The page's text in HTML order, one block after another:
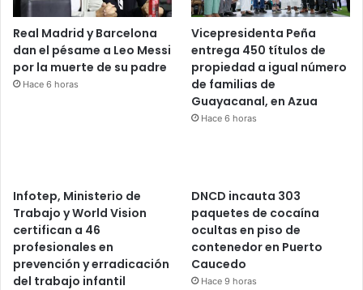
Real Madrid y Barcelona
dan el pésame a Leo Messi
por la muerte de su padre
Hace 6 horas
Vicepresidenta Peña
entrega 450 títulos de
propiedad a igual número
de familias de
Guayacanal, en Azua
Hace 6 horas
Infotep, Ministerio de
Trabajo y World Vision
certifican a 46
profesionales en
prevención y erradicación
del trabajo infantil
DNCD incauta 303
paquetes de cocaína
ocultas en piso de
contenedor en Puerto
Caucedo
Hace 9 horas